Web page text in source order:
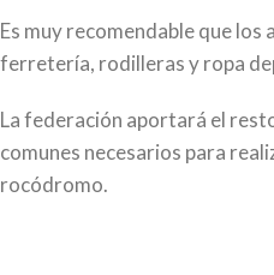
Es muy recomendable que
ferretería, rodilleras y ropa
La federación aportará el
comunes necesarios para
rocódromo.